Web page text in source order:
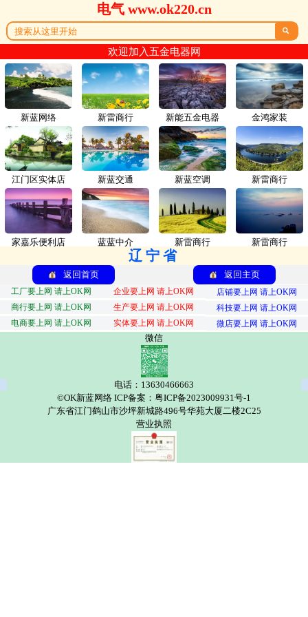
电气 www.ok220.cn

欢迎加入五金电器网
新蓝网络 新雷商行
江门区实体店 新蓝交通
家嘉乐便利店 蓝蓝中介
新能五金电器 金鸿家装
新蓝空调 新雷商行
新雷商行 新雷商行
辽宁省
返回首页 返回主页
工厂要上网 请上OK网 企业要上网 请上OK网
店铺要上网 请上OK网
商行要上网 请上OK网
生产要上网 请上OK网
科技要上网 请上OK网
电商要上网 请上OK网
实体要上网 请上OK网 微店要上网 请上OK网
微信
电话：13630466663
©OK新蓝网络 ICP备案：粤ICP备2023009931号-1
广东省江门鹤山市沙坪新城路496号华苑大厦二楼2C25
营业执照